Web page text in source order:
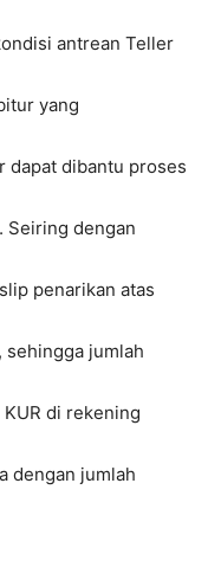
antrean Teller
yang
dapat dibantu proses
Seiring dengan
penarikan atas
jumlah
di rekening
dengan jumlah